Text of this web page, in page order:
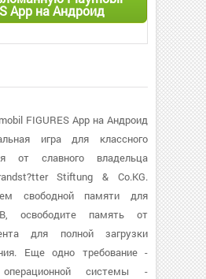
App на Андроид
FIGURES App на Андроид
игра для классного
от славного владельца
Stiftung & Co.KG.
свободной памяти для
освободите память от
для полной загрузки
Еще одно требование -
системы -